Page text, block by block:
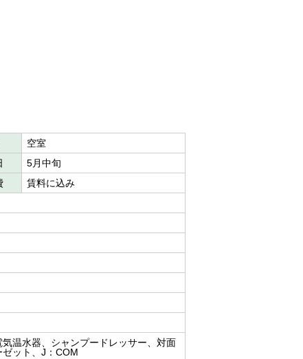
空室
5月中旬
賃料に込み
水器、シャンプードレッサー、対面
ット、J：COM